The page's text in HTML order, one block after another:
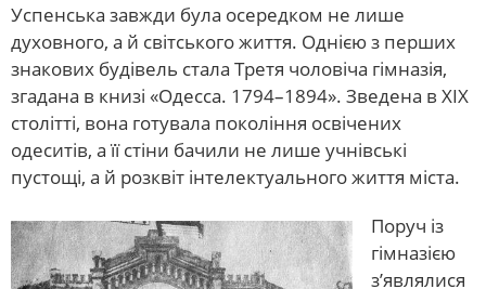
Успенська завжди була осередком не лише
духовного, а й світського життя. Однією з перших
знакових будівель стала Третя чоловіча гімназія,
згадана в книзі «Одесса. 1794–1894». Зведена в XIX
столітті, вона готувала покоління освічених
одеситів, а її стіни бачили не лише учнівські
пустощі, а й розквіт інтелектуального життя міста.
Поруч із
гімназією
з’являлися